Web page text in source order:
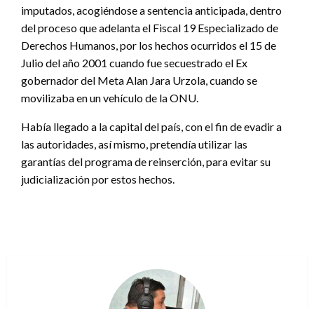
imputados, acogiéndose a sentencia anticipada, dentro
del proceso que adelanta el Fiscal 19 Especializado de
Derechos Humanos, por los hechos ocurridos el 15 de
Julio del año 2001 cuando fue secuestrado el Ex
gobernador del Meta Alan Jara Urzola, cuando se
movilizaba en un vehículo de la ONU.
Había llegado a la capital del país, con el fin de evadir a
las autoridades, así mismo, pretendía utilizar las
garantías del programa de reinserción, para evitar su
judicialización por estos hechos.